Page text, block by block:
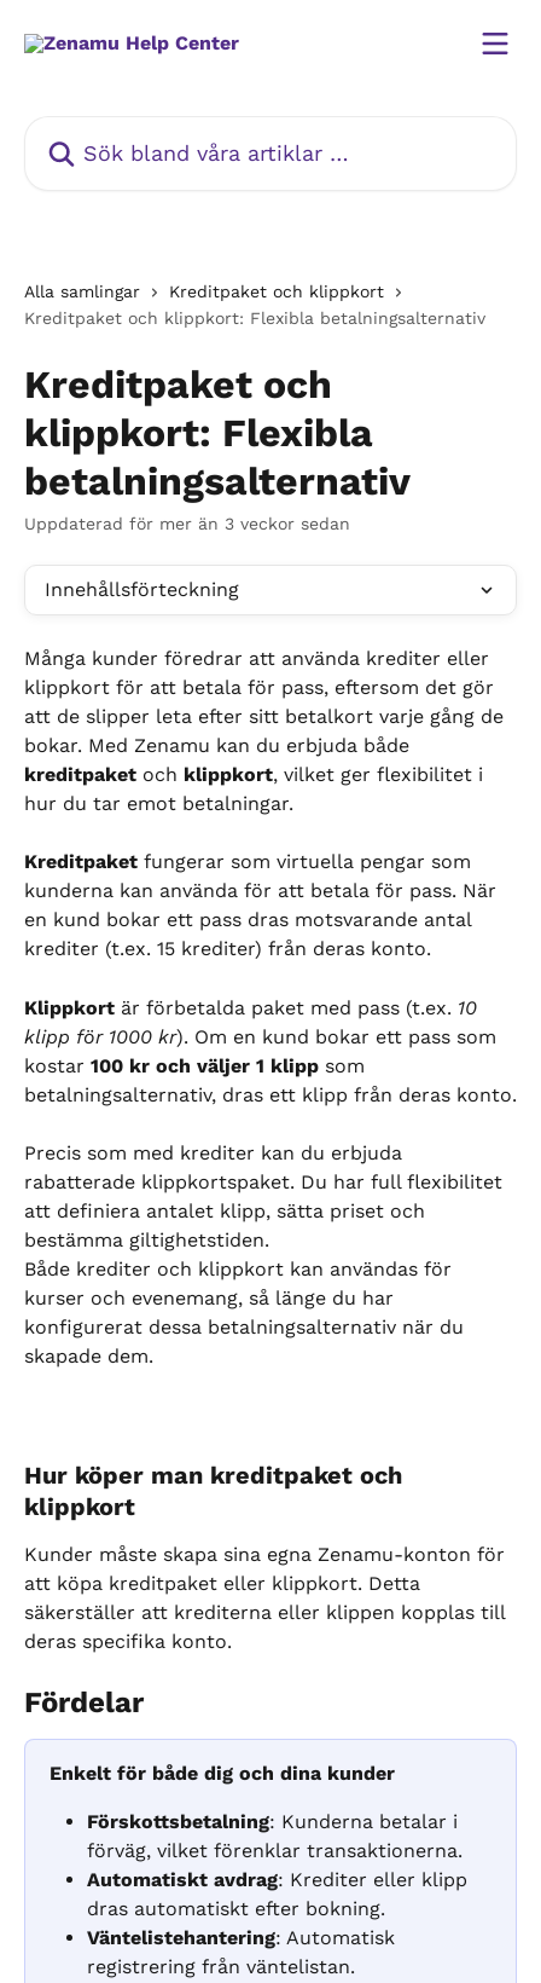
Alla samlingar
Kreditpaket och klippkort
Kreditpaket och klippkort: Flexibla betalningsalternativ
Kreditpaket och
klippkort: Flexibla
betalningsalternativ
Uppdaterad för mer än 3 veckor sedan
Innehållsförteckning
Många kunder föredrar att använda krediter eller
klippkort för att betala för pass, eftersom det gör
att de slipper leta efter sitt betalkort varje gång de
bokar. Med Zenamu kan du erbjuda både
kreditpaket och klippkort, vilket ger flexibilitet i
hur du tar emot betalningar.
Kreditpaket fungerar som virtuella pengar som
kunderna kan använda för att betala för pass. När
en kund bokar ett pass dras motsvarande antal
krediter (t.ex. 15 krediter) från deras konto.
Klippkort är förbetalda paket med pass (t.ex. 10
klipp för 1000 kr). Om en kund bokar ett pass som
kostar 100 kr och väljer 1 klipp som
betalningsalternativ, dras ett klipp från deras konto.
Precis som med krediter kan du erbjuda
rabatterade klippkortspaket. Du har full flexibilitet
att definiera antalet klipp, sätta priset och
bestämma giltighetstiden.
Både krediter och klippkort kan användas för
kurser och evenemang, så länge du har
konfigurerat dessa betalningsalternativ när du
skapade dem.
Hur köper man kreditpaket och
klippkort
Kunder måste skapa sina egna Zenamu-konton för
att köpa kreditpaket eller klippkort. Detta
säkerställer att krediterna eller klippen kopplas till
deras specifika konto.
Fördelar
Enkelt för både dig och dina kunder
Förskottsbetalning: Kunderna betalar i
förväg, vilket förenklar transaktionerna.
Automatiskt avdrag: Krediter eller klipp
dras automatiskt efter bokning.
Väntelistehantering: Automatisk
registrering från väntelistan.